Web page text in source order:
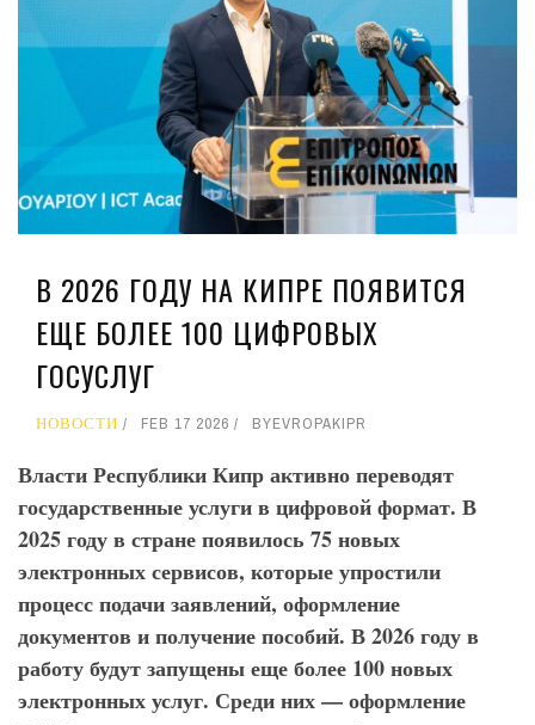
В 2026 ГОДУ НА КИПРЕ ПОЯВИТСЯ
ЕЩЕ БОЛЕЕ 100 ЦИФРОВЫХ
ГОСУСЛУГ
НОВОСТИ FEB 17 2026 BYEVROPAKIPR
Власти Республики Кипр активно переводят
государственные услуги в цифровой формат. В
2025 году в стране появилось 75 новых
электронных сервисов, которые упростили
процесс подачи заявлений, оформление
документов и получение пособий. В 2026 году в
работу будут запущены еще более 100 новых
электронных услуг. Среди них — оформление